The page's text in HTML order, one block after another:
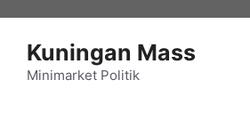
Kuningan Mass
Minimarket Politik